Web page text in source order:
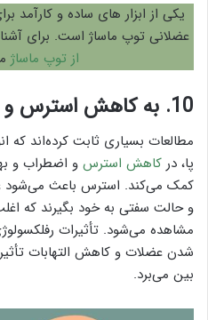
یکی از ابزار های ساده و کارآمد
عضلانی توپ ماساژ است. برای
از توپ ماساژ
10. به کاهش استرس و اضطراب کمک می‌کند
مطالعات بسیاری ثابت کرده‌اند
پا، در کاهش استرس و اضطراب و
کمک می‌کند. استرس باعث می‌شود
و حالت سفتی به خود بگیرند که
مشاهده می‌شود. تأثیرات
شدن عضلات و کاهش التهابات
بین می‌برد.